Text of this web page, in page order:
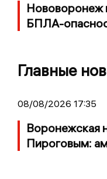
Нововоронеж
БПЛА-
Главные
08/08/2026 17:35
Воронежская
Пироговым: